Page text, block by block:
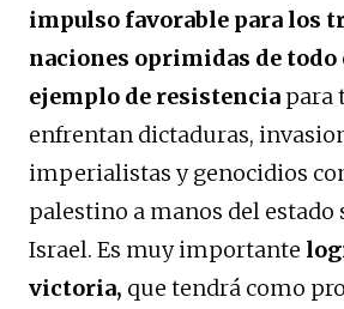
impulso favorable para los
naciones oprimidas de todo
ejemplo de resistencia para
enfrentan dictaduras,
imperialistas y genocidios
palestino a manos del estado
Israel. Es muy importante
victoria, que tendrá como